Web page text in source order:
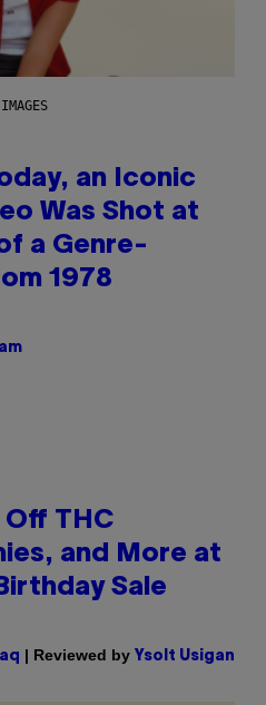
an Iconic
Was Shot at
a Genre-
1978
THC
and More at
Sale
| Reviewed by Ysolt Usigan